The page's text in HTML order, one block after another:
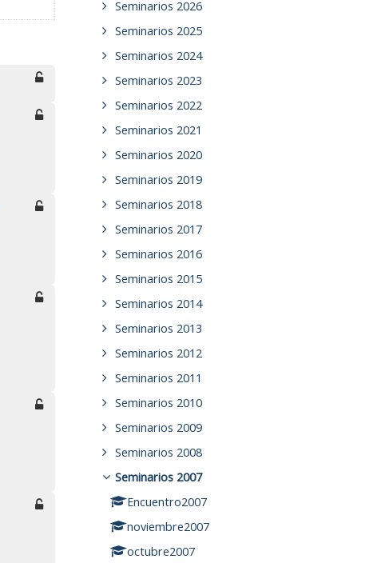
Seminarios 2026
Seminarios 2025
Seminarios 2024
Seminarios 2023
Seminarios 2022
Seminarios 2021
Seminarios 2020
Seminarios 2019
Seminarios 2018
Seminarios 2017
Seminarios 2016
Seminarios 2015
Seminarios 2014
Seminarios 2013
Seminarios 2012
Seminarios 2011
Seminarios 2010
Seminarios 2009
Seminarios 2008
Seminarios 2007
Encuentro2007
noviembre2007
octubre2007